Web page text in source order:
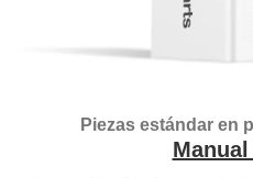
Piezas estándar en